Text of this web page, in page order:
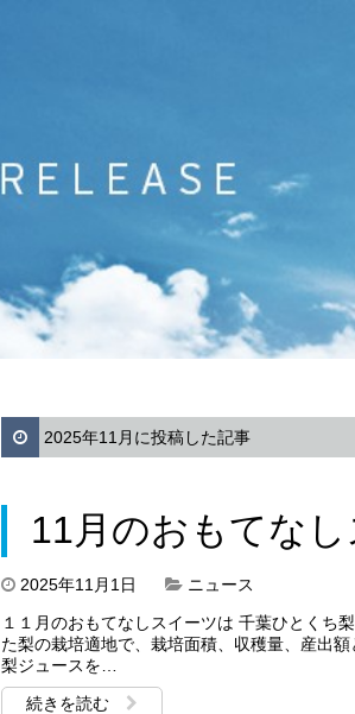
2025年11月に投稿した記事
11月のおもてな
2025年11月1日
ニュース
１１月のおもてなしスイーツは 千葉ひとくち
た梨の栽培適地で、栽培面積、収穫量、産出
梨ジュースを…
続きを読む